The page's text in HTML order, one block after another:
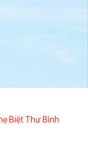
Biệt Thự Bình